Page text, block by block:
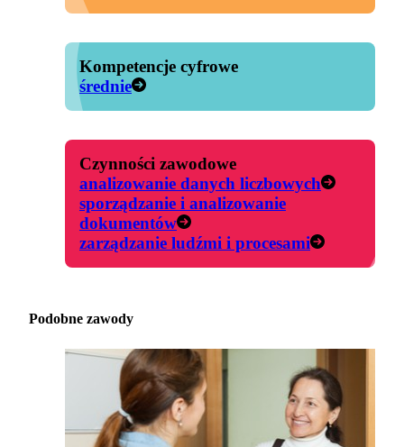
Kompetencje cyfrowe
średnie
Czynności zawodowe
analizowanie danych liczbowych
sporządzanie i analizowanie
dokumentów
zarządzanie ludźmi i procesami
Podobne zawody